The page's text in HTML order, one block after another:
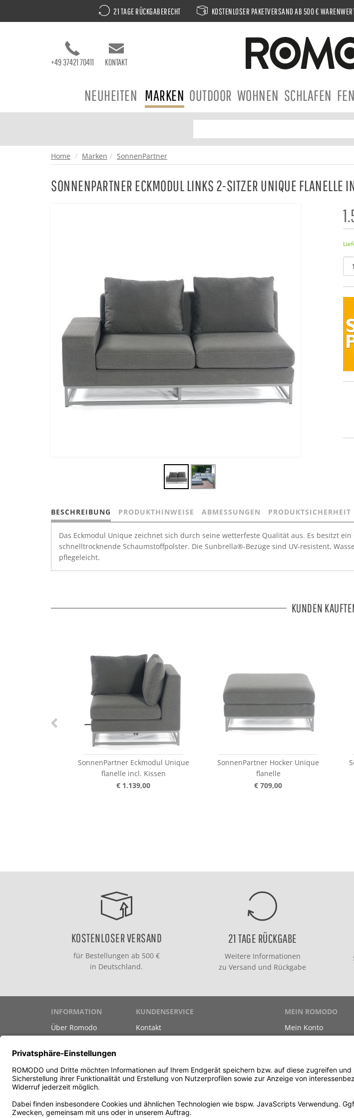
21 TAGE RÜCKGABERECHT KOSTENLOSER PAKETVERSAND AB 500 €
+49 37421 70411 KONTAKT
NEUHEITEN MARKEN OUTDOOR WOHNEN SCHLAFEN
Home Marken SonnenPartner
SONNENPARTNER ECKMODUL LINKS 2-SITZER UNIQUE FLANELLE
BESCHREIBUNG PRODUKTHINWEISE ABMESSUNGEN PRODUKTSICHERHEIT
Das Eckmodul Unique zeichnet sich durch seine wetterfeste Qualität aus. Es besitzt
schnelltrocknende Schaumstoffpolster. Die Sunbrella®-Bezüge sind UV-resistent,
pflegeleicht.
KUNDEN
SonnenPartner Eckmodul Unique
flanelle incl. Kissen
€ 1.139,00
SonnenPartner Hocker Unique
flanelle
€ 709,00
KOSTENLOSER VERSAND
für Bestellungen ab 500 €
in Deutschland.
21 TAGE RÜCKGABE
Weitere Informationen
zuVersand und Rückgabe
INFORMATION
Über Romodo
Datenschutz
Unsere AGB
Impressum
KUNDENSERVICE
Kontakt
Newsletter
Teilnahmebedingungen Gewinnspiel
MEIN ROMODO
Mein Konto